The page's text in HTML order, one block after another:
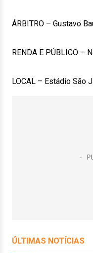
ÁRBITRO – Gustavo
RENDA E PÚBLICO –
LOCAL – Estádio São